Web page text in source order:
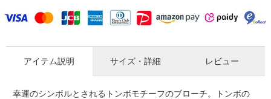
アイテム説明
幸運のシンボルとされるトンボモチーフのブローチ。トンボの
サイズ・詳細 レビュー